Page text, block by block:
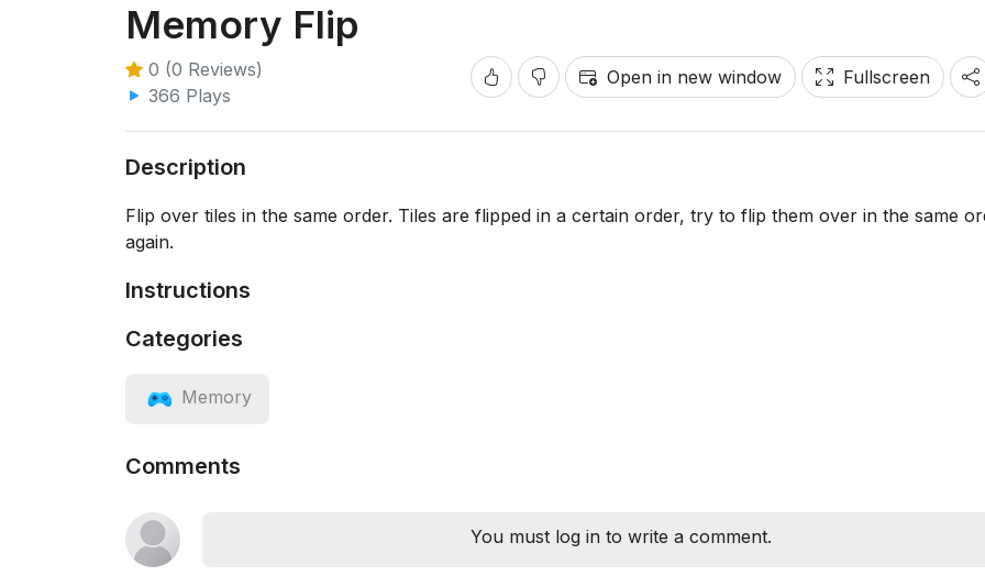
Memory Flip
0 (0 Reviews)
366 Plays
Open in new window Fullscreen
Description
Flip over tiles in the same order. Tiles are flipped in a certain order, try to flip them over in the same
again.
Instructions
Categories
Memory
Comments
You must log in to write a comment.